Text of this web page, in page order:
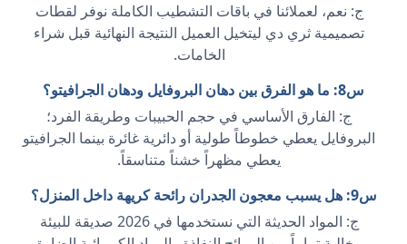
ج: نعم، لعملائنا في باقات التشطيب الكاملة نوفر لقطات
تصميمية ثري دي ليتخيل العميل النتيجة النهائية قبل شراء
الخامات.
س8: ما هو الفرق بين دهان البروفايل ودهان الجرافيتو؟
ج: الفارق الأساسي في حجم الحبيبات وطريقة الفرد؛
البروفايل يعطي خطوطاً طولية أو دائرية غائرة بينما الجرافيتو
يعطي مظهراً خشناً متناسقاً.
س9: هل يسبب معجون الجدران رائحة كريهة داخل المنزل؟
ج: المواد الحديثة التي نستخدمها في 2026 صديقة للبيئة